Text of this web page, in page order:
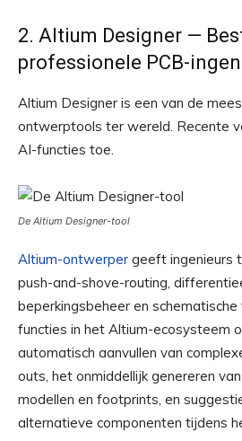
2. Altium Designer —
professionele PCB-
Altium Designer is een van de
ontwerptools ter wereld. Recente
AI-functies toe.
De Altium Designer-tool
Altium-ontwerper geeft ingenieurs
push-and-shove-routing,
beperkingsbeheer en
functies in het Altium-ecosysteem
automatisch aanvullen van
outs, het onmiddellijk genereren
modellen en footprints, en
alternatieve componenten tijdens